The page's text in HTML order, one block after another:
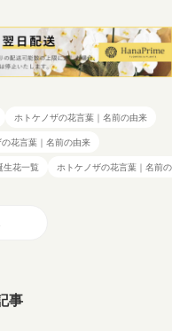
ホトケノザの花言葉｜名前の由来
花言葉｜名前の由来
生花一覧 ホトケノザの花言葉｜名前
事